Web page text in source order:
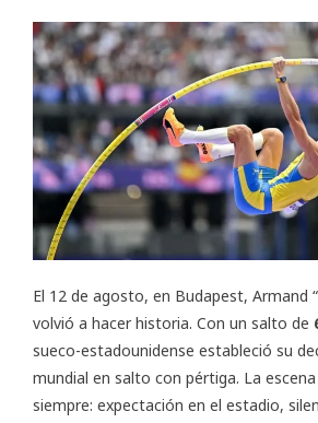
El 12 de agosto, en Budapest, Armand
volvió a hacer historia. Con un salto de
sueco-estadounidense estableció su
mundial en salto con pértiga. La
siempre: expectación en el estadio,